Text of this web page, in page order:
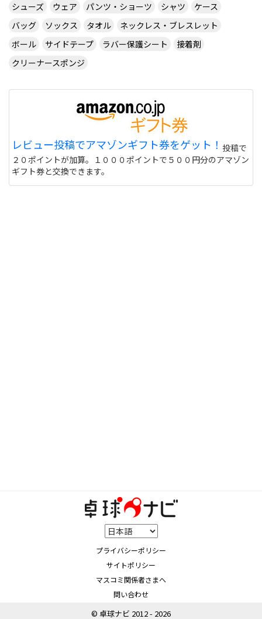
シューズ ウェア パンツ・ショーツ シャツ
ケース
バッグ
ソックス タオル
ネックレス・ブレスレット
ボール
サイドテープ ラバー保護シート
接着剤
クリーナースポンジ
レビュー投稿でアマゾンギフト券をゲット！ 投稿で
２０ポイントが加算。１０００ポイントで５００円分のアマゾン
ギフト券と交換できます。
プライバシーポリシー
サイトポリシー
マスコミ関係者さまへ
問い合わせ
© 卓球ナビ 2012 - 2026